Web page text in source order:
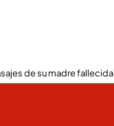
de su madre fallecida